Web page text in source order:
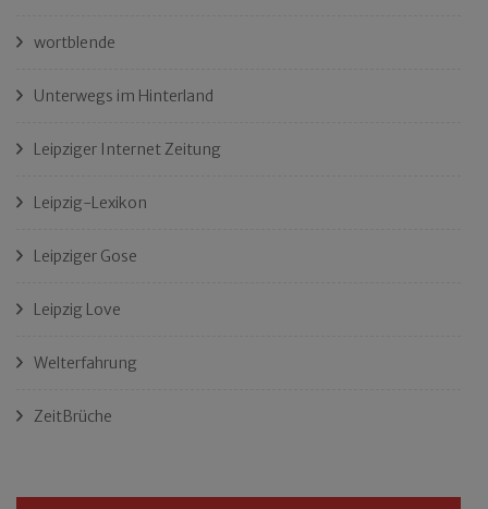
wortblende
Unterwegs im Hinterland
Leipziger Internet Zeitung
Leipzig-Lexikon
Leipziger Gose
Leipzig Love
Welterfahrung
ZeitBrüche